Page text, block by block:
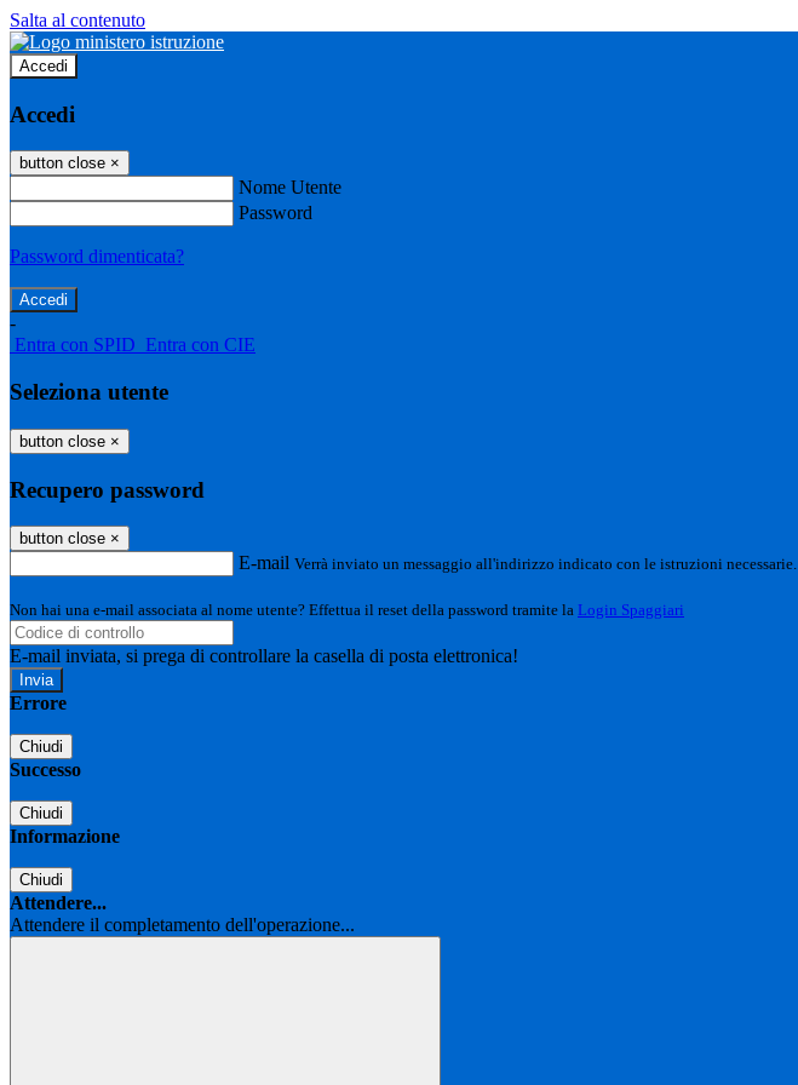
Salta al contenuto
Accedi
Accedi
button close ×
Nome Utente
Password
Password dimenticata?
-
Entra con SPID Entra con CIE
Seleziona utente
button close ×
Recupero password
button close ×
E-mail Verrà inviato un messaggio all'indirizzo indicato con le istruzioni necessarie.
Non hai una e-mail associata al nome utente? Effettua il reset della password tramite la Login Spaggiari
E-mail inviata, si prega di controllare la casella di posta elettronica!
Errore
Chiudi
Successo
Chiudi
Informazione
Chiudi
Attendere...
Attendere il completamento dell'operazione...